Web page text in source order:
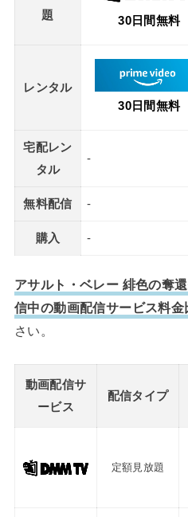
題
30日間無料
レンタル
30日間無料
宅配レン
タル
-
無料配信 -
購入 -
アサルト・ベレー 緋色の奪
信中の動画配信サービス料金
さい。
動画配信サ
ービス
配信タイプ
定額見放題